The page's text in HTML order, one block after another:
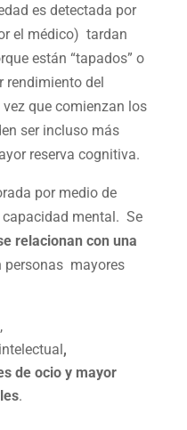
es detectada por
el médico) tardan
están “tapados” o
rendimiento del
que comienzan los
ser incluso más
reserva cognitiva.
por medio de
mental. Se
relacionan con una
personas mayores
,
de ocio y mayor
.